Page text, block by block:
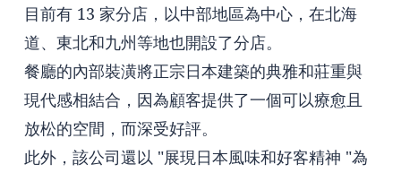
目前有 13 家分店，以中部地區為中心，在北海
道、東北和九州等地也開設了分店。
餐廳的內部裝潢將正宗日本建築的典雅和莊重與
現代感相結合，因為顧客提供了一個可以療愈且
放松的空間，而深受好評。
此外，該公司還以 "展現日本風味和好客精神 "為